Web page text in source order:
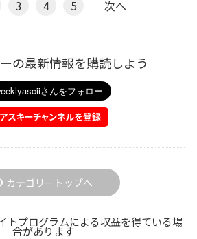
3 4 5 次へ
の最新情報を購読しよう
カテゴリートップへ
トプログラムによる収益を得ている場
合があります